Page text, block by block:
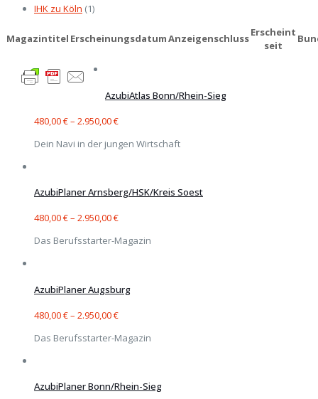
IHK zu Köln (1)
Magazintitel ErscheinungsdatumAnzeigenschlussErscheint
seit
AzubiAtlas Bonn/Rhein-Sieg
480,00€– 2.950,00€
Dein Navi in der jungen Wirtschaft
AzubiPlaner Arnsberg/HSK/Kreis Soest
480,00€– 2.950,00€
Das Berufsstarter-Magazin
AzubiPlaner Augsburg
480,00€– 2.950,00€
Das Berufsstarter-Magazin
AzubiPlaner Bonn/Rhein-Sieg